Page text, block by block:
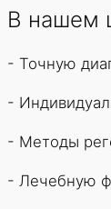
В нашем
- Точную
-
- Методы
- Лечебную